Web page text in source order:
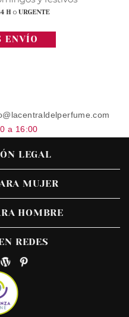
a 16:00
LEGAL
MUJER
HOMBRE
REDES